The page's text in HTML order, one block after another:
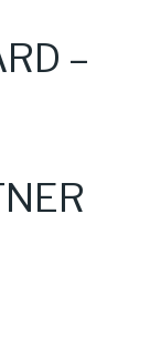
–